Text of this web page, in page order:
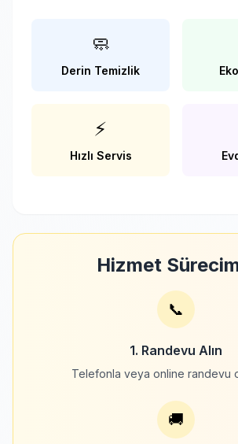
🧼
Derin Temizlik
⚡
Hızlı Servis
Hizmet
📞
1. Randevu Alın
Telefonla veya online randevu
🚚